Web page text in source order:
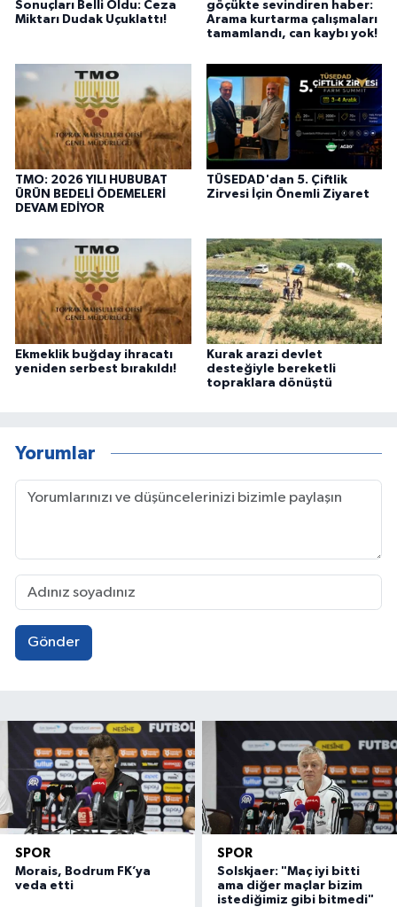
Sonuçları Belli Oldu: Ceza
Miktarı Dudak Uçuklattı!
göçükte sevindiren haber:
Arama kurtarma çalışmaları
tamamlandı, can kaybı yok!
TMO: 2026 YILI HUBUBAT
ÜRÜN BEDELİ ÖDEMELERİ
DEVAM EDİYOR
TÜSEDAD'dan 5. Çiftlik
Zirvesi İçin Önemli Ziyaret
Ekmeklik buğday ihracatı
yeniden serbest bırakıldı!
Kurak arazi devlet
desteğiyle bereketli
topraklara dönüştü
Yorumlar
Gönder
SPOR
Morais, Bodrum FK’ya
veda etti
SPOR
Solskjaer: "Maç iyi bitti
ama diğer maçlar bizim
istediğimiz gibi bitmedi"